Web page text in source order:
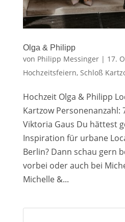
Olga & Philipp
von Philipp Messinger| 17.
Hochzeitsfeiern, Schloß
Hochzeit Olga & Philipp
Kartzow Personenanzahl:
Viktoria Gaus Du hättest
Inspiration für urbane
Berlin? Dann schau gern
vorbei oder auch bei
Michelle &...